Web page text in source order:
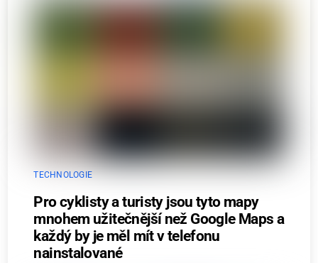
TECHNOLOGIE
Pro cyklisty a turisty jsou tyto mapy
mnohem užitečnější než Google Maps a
každý by je měl mít v telefonu
nainstalované